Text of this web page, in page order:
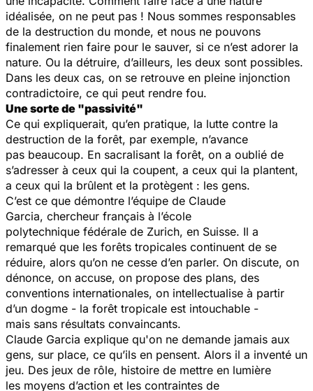
idéalisée, on ne peut pas ! Nous sommes responsables
de la destruction du monde, et nous ne pouvons
finalement rien faire pour le sauver, si ce n’est adorer la
nature. Ou la détruire, d’ailleurs, les deux sont possibles.
Dans les deux cas, on se retrouve en pleine injonction
contradictoire, ce qui peut rendre fou.
Une sorte de "passivité"
Ce qui expliquerait, qu’en pratique, la lutte contre la
destruction de la forêt, par exemple, n’avance
pas beaucoup. En sacralisant la forêt, on a oublié de
s’adresser à ceux qui la coupent, a ceux qui la plantent,
a ceux qui la brûlent et la protègent : les gens.
C’est ce que démontre l’équipe de Claude
Garcia, chercheur français à l’école
polytechnique fédérale de Zurich, en Suisse. Il a
remarqué que les forêts tropicales continuent de se
réduire, alors qu’on ne cesse d’en parler. On discute, on
dénonce, on accuse, on propose des plans, des
conventions internationales, on intellectualise à partir
d’un dogme - la forêt tropicale est intouchable -
mais sans résultats convaincants.
Claude Garcia explique qu'on ne demande jamais aux
gens, sur place, ce qu’ils en pensent. Alors il a inventé un
jeu. Des jeux de rôle, histoire de mettre en lumière
les moyens d’action et les contraintes de